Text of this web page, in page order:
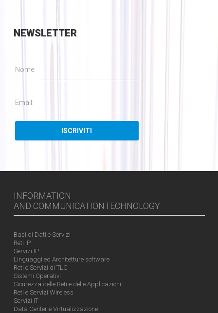
NEWSLETTER
Nome:
Email:
INFORMATION
AND COMMUNICATIONTECHNOLOGY
Basi di Dati e Servizi
Reti IP
Servizi IP
Linguaggi ed Architetture software
Reti e Servizi di TLC
Sistemi Operativi
Sicurezza delle Reti e delle Applicazioni
Reti e Servizi Wireless
Servizi IT
Data Center e Virtualizzazione